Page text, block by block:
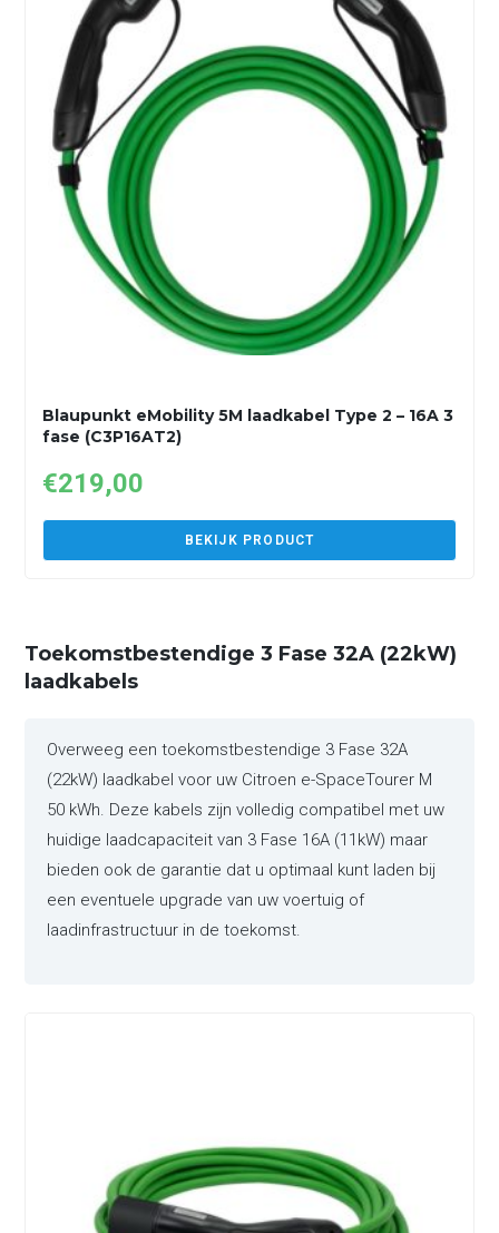
Blaupunkt eMobility 5M laadkabel Type 2 – 16A 3
fase (C3P16AT2)
€219,00
BEKIJK PRODUCT
Toekomstbestendige 3 Fase 32A (22kW)
laadkabels
Overweeg een toekomstbestendige 3 Fase 32A
(22kW) laadkabel voor uw Citroen e-SpaceTourer M
50 kWh. Deze kabels zijn volledig compatibel met uw
huidige laadcapaciteit van 3 Fase 16A (11kW) maar
bieden ook de garantie dat u optimaal kunt laden bij
een eventuele upgrade van uw voertuig of
laadinfrastructuur in de toekomst.